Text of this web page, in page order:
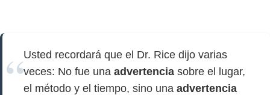
Usted recordará que el Dr. Rice dijo varias
veces: No fue una advertencia sobre el lugar,
el método y el tiempo, sino una advertencia